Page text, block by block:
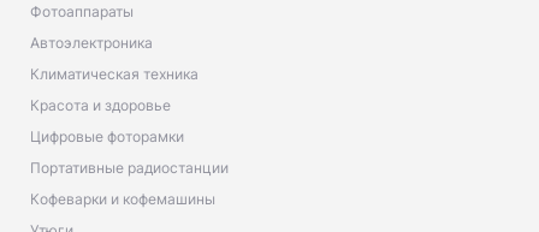
Фотоаппараты
Автоэлектроника
Климатическая техника
Красота и здоровье
Цифровые фоторамки
Портативные радиостанции
Кофеварки и кофемашины